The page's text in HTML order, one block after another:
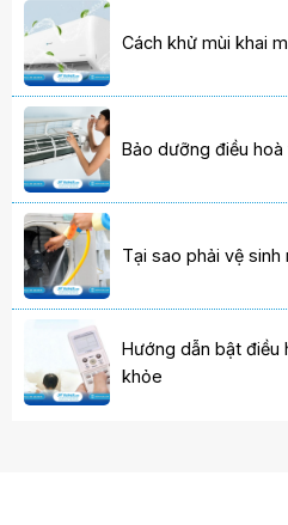
Cách khử mùi khai
Bảo dưỡng điều
Tại sao phải vệ sinh
Hướng dẫn bật
khỏe